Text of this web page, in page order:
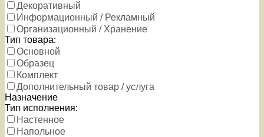
Декоративный
Информационный / Рекламный
Организационный / Хранение
Тип товара:
Основной
Образец
Комплект
Дополнительный товар / услуга
Назначение
Тип исполнения:
Настенное
Напольное